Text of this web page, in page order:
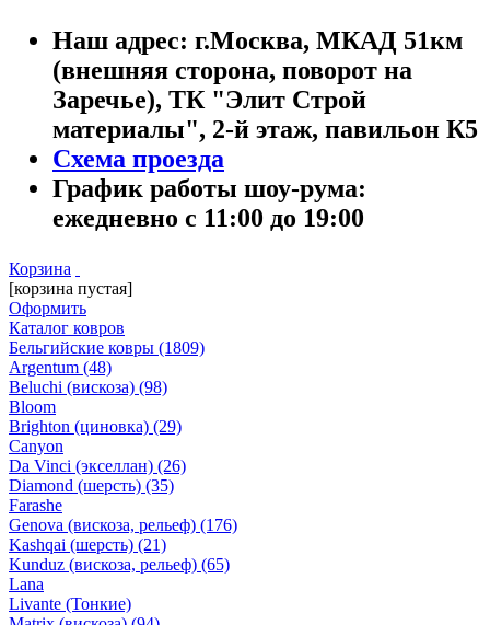
Наш адрес: г.Москва, МКАД 51км
(внешняя сторона, поворот на
Заречье), ТК "Элит Строй
материалы", 2-й этаж, павильон К5
Схема проезда
График работы шоу-рума:
ежедневно с 11:00 до 19:00
Корзина
[корзина пустая]
Оформить
Каталог ковров
Бельгийские ковры (1809)
Argentum (48)
Beluchi (вискоза) (98)
Bloom
Brighton (циновка) (29)
Canyon
Da Vinci (экселлан) (26)
Diamond (шерсть) (35)
Farashe
Genova (вискоза, рельеф) (176)
Kashqai (шерсть) (21)
Kunduz (вискоза, рельеф) (65)
Lana
Livante (Тонкие)